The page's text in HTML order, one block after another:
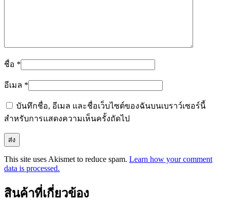
ชื่อ *
อีเมล *
บันทึกชื่อ, อีเมล และชื่อเว็บไซต์ของฉันบนเบราว์เซอร์นี้
สำหรับการแสดงความเห็นครั้งถัดไป
This site uses Akismet to reduce spam. Learn how your comment
data is processed.
สินค้าที่เกี่ยวข้อง